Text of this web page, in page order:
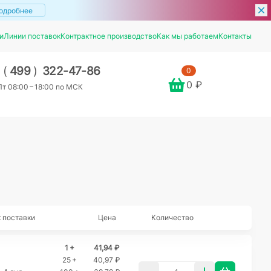
Линии поставокКонтрактное производствоКак мы работаемКонтакты
( 499 ) 322-47-86
08:00 – 18:00 по МСК
0
0 ₽
Цена Количество
1 +
41,94 ₽
25 +
40,97 ₽